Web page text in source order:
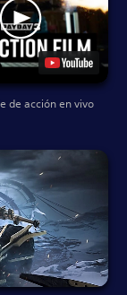
de acción en vivo